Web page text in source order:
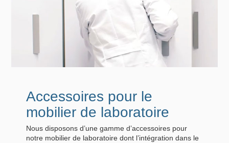
Accessoires pour le
mobilier de laboratoire
Nous disposons d’une gamme d’accessoires pour
notre mobilier de laboratoire dont l’intégration dans le